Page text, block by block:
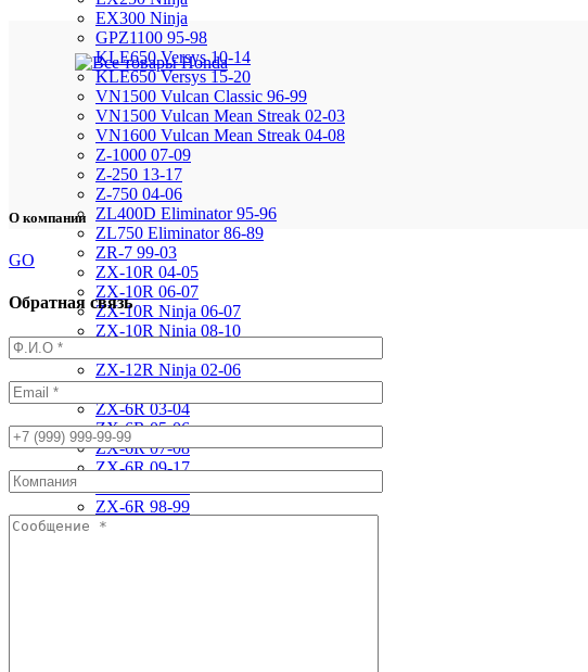
EX300 Ninja
GPZ1100 95-98
KLE650 Versys 10-14
KLE650 Versys 15-20
VN1500 Vulcan Classic 96-99
VN1500 Vulcan Mean Streak 02-03
VN1600 Vulcan Mean Streak 04-08
Z-1000 07-09
Z-250 13-17
Z-750 04-06
ZL400D Eliminator 95-96
ZL750 Eliminator 86-89
ZR-7 99-03
ZX-10R 04-05
ZX-10R 06-07
ZX-10R Ninja 06-07
ZX-10R Ninja 08-10
ZX-12R Ninja 02-06
ZX-6R 03-04
ZX-6R 05-06
ZX-6R 07-08
ZX-6R 09-17
ZX-6R 98-99
ZX-9R 94-97
О компании
GO
Обратная связь